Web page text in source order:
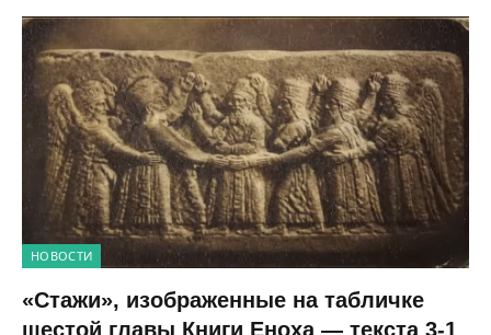
НОВОСТИ
«Стажи», изображенные на табличке
шестой главы Книги Еноха — текста 3-1